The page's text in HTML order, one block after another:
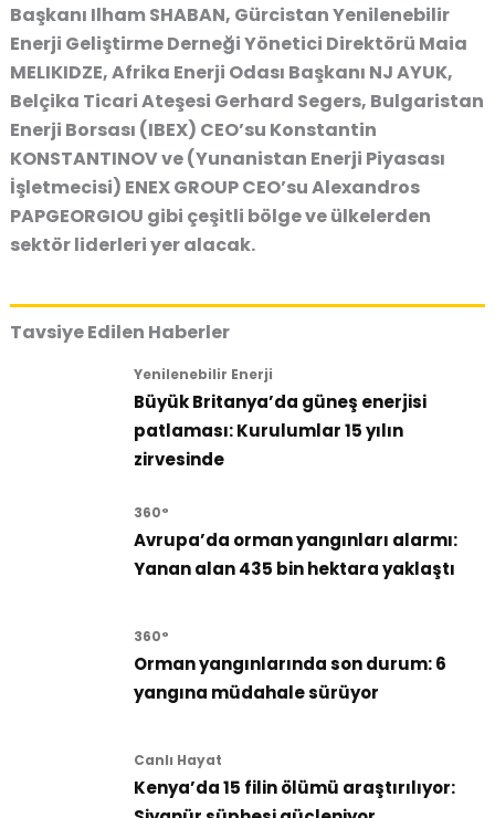
Başkanı Ilham SHABAN, Gürcistan Yenilenebilir
Enerji Geliştirme Derneği Yönetici Direktörü Maia
MELIKIDZE, Afrika Enerji Odası Başkanı NJ AYUK,
Belçika Ticari Ateşesi Gerhard Segers, Bulgaristan
Enerji Borsası (IBEX) CEO’su Konstantin
KONSTANTINOV ve (Yunanistan Enerji Piyasası
İşletmecisi) ENEX GROUP CEO’su Alexandros
PAPGEORGIOU gibi çeşitli bölge ve ülkelerden
sektör liderleri yer alacak.
Tavsiye Edilen Haberler
Yenilenebilir Enerji
Büyük Britanya’da güneş enerjisi
patlaması: Kurulumlar 15 yılın
zirvesinde
360°
Avrupa’da orman yangınları alarmı:
Yanan alan 435 bin hektara yaklaştı
360°
Orman yangınlarında son durum: 6
yangına müdahale sürüyor
Canlı Hayat
Kenya’da 15 filin ölümü araştırılıyor: